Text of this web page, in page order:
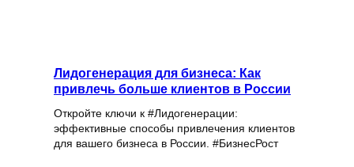
Лидогенерация для бизнеса: Как
привлечь больше клиентов в России
Откройте ключи к #Лидогенерации:
эффективные способы привлечения клиентов
для вашего бизнеса в России. #БизнесРост